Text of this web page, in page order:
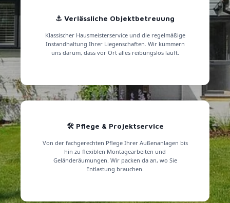
⚓ Verlässliche Objektbetreuung
Klassischer Hausmeisterservice und die regelmäßige
Instandhaltung Ihrer Liegenschaften. Wir kümmern
uns darum, dass vor Ort alles reibungslos läuft.
🛠️ Pflege & Projektservice
Von der fachgerechten Pflege Ihrer Außenanlagen bis
hin zu flexiblen Montagearbeiten und
Geländeräumungen. Wir packen da an, wo Sie
Entlastung brauchen.